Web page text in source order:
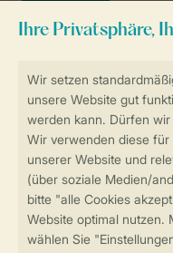
Sicher und schnell
SSL-
Sichere
Sicheres Bezahlen